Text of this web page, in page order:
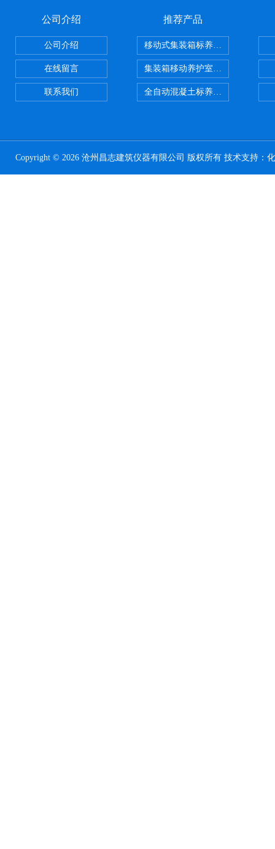
公司介绍
公司介绍
在线留言
联系我们
推荐产品
移动式集装箱标养室 养护室设备
集装箱移动养护室 标养室
全自动混凝土标养室恒温恒湿设备
Copyright © 2026 沧州昌志建筑仪器有限公司 版权所有 技术支持：